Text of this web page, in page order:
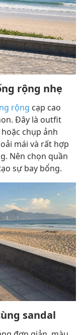
rộng nhẹ
rộng cạp cao
Đây là outfit
chụp ảnh
mái và rất hợp
Nên chọn quần
sự bay bổng.
sandal